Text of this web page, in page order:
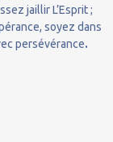
jaillir L’Esprit ;
soyez dans
persévérance.